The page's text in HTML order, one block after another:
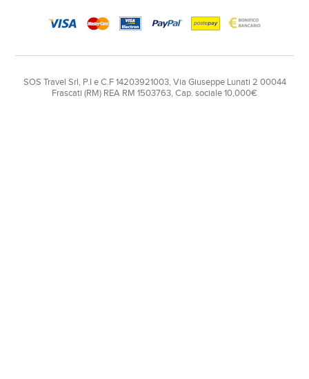
SOS Travel Srl, P.I e C.F 14203921003, Via Giuseppe Lunati 2 00044
Frascati (RM) REA RM 1503763, Cap. sociale 10,000€